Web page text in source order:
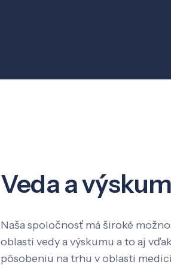
Veda a výskum
Naša spoločnosť má široké
oblasti vedy a výskumu a to aj
pôsobeniu na trhu v oblasti